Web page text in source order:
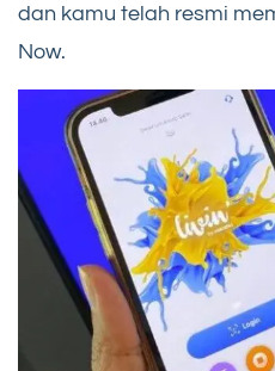
dan kamu telah resmi
Now.